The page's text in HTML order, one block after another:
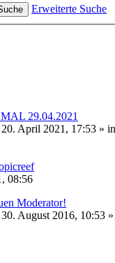
Erweiterte Suche
29.04.2021
April 2021, 17:53 » in
08:56
Moderator!
August 2016, 10:53